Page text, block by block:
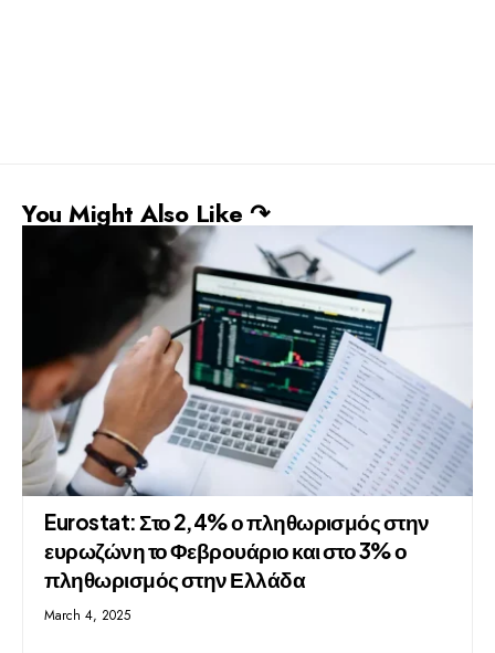
You Might Also Like ↷
Eurostat: Στο 2,4% ο πληθωρισμός στην
ευρωζώνη το Φεβρουάριο και στο 3% ο
πληθωρισμός στην Ελλάδα
March 4, 2025